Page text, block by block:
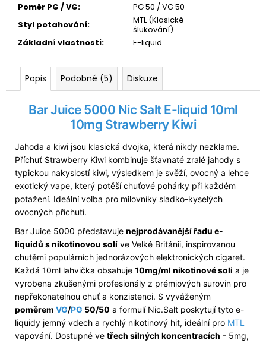
Poměr PG / VG:
PG 50 / VG 50
Styl potahování:
MTL (Klasické
šlukování)
Základní vlastnosti: E-liquid
Popis Podobné (5) Diskuze
Bar Juice 5000 Nic Salt E-liquid 10ml
10mg Strawberry Kiwi
Jahoda a kiwi jsou klasická dvojka, která nikdy nezklame.
Příchuť Strawberry Kiwi kombinuje šťavnaté zralé jahody s
typickou nakyslostí kiwi, výsledkem je svěží, ovocný a lehce
exotický vape, který potěší chuťové pohárky při každém
potažení. Ideální volba pro milovníky sladko-kyselých
ovocných příchutí.
Bar Juice 5000 představuje nejprodávanější řadu e-
liquidů s nikotinovou solí ve Velké Británii, inspirovanou
chutěmi populárních jednorázových elektronických cigaret.
Každá 10ml lahvička obsahuje 10mg/ml nikotinové soli a je
vyrobena zkušenými profesionály z prémiových surovin pro
nepřekonatelnou chuť a konzistenci. S vyváženým
poměrem VG/PG 50/50 a formulí Nic.Salt poskytují tyto e-
liquidy jemný vdech a rychlý nikotinový hit, ideální pro MTL
vapování. Dostupné ve třech silných koncentracích - 5mg,
MANGEM)
139
Kč